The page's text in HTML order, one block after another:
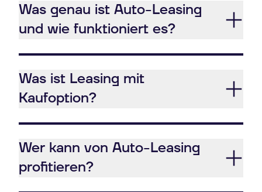
Was genau ist Auto-Leasing
und wie funktioniert es?
Was ist Leasing mit
Kaufoption?
Wer kann von Auto-Leasing
profitieren?